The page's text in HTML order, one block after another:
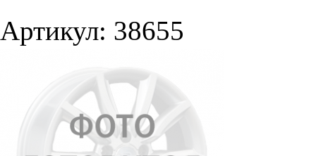
Артикул: 38655